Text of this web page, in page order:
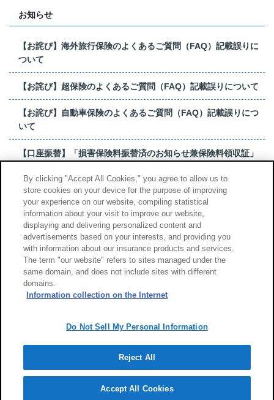
お知らせ
【お詫び】海外旅行保険のよくあるご質問（FAQ）記載誤りに
ついて
【お詫び】超保険のよくあるご質問（FAQ）記載誤りについて
【お詫び】自動車保険のよくあるご質問（FAQ）記載誤りにつ
いて
【口座振替】「損害保険料振替済のお知らせ兼保険料領収証」
【お詫び】超保険のよくあるご質問（FAQ）記載誤りについて
もっと見る
サイトのご利用について
勧誘方針
Copyright (c) Tokio Marine & Nichido Fire Insurance Co., Ltd.
By clicking "Accept All Cookies," you agree to allow us to
store cookies on your device for the purpose of improving
your experience on our website, compiling statistical
information about your visit to improve our website,
displaying and delivering personalized content and
advertisements based on your interests, and providing you
with information about our insurance products and services.
The term "our website" refers to sites managed under the
same domain, and does not include sites with different
domains.
Information collection on the Internet
Do Not Sell My Personal Information
Reject All
Accept All Cookies